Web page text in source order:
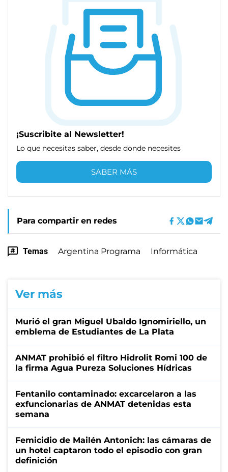
¡Suscribite al Newsletter!
Lo que necesitas saber, desde donde necesites
SABER MÁS
Para compartir en redes
Temas Argentina Programa Informática
Ver más
Murió el gran Miguel Ubaldo Ignomiriello, un
emblema de Estudiantes de La Plata
ANMAT prohibió el filtro Hidrolit Romi 100 de
la firma Agua Pureza Soluciones Hídricas
Fentanilo contaminado: excarcelaron a las
exfuncionarias de ANMAT detenidas esta
semana
Femicidio de Mailén Antonich: las cámaras de
un hotel captaron todo el episodio con gran
definición